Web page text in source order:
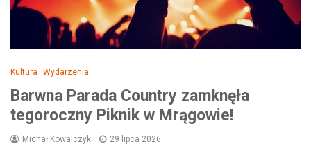
Kultura Wydarzenia
Barwna Parada Country zamknęła
tegoroczny Piknik w Mrągowie!
Michał Kowalczyk 29 lipca 2026